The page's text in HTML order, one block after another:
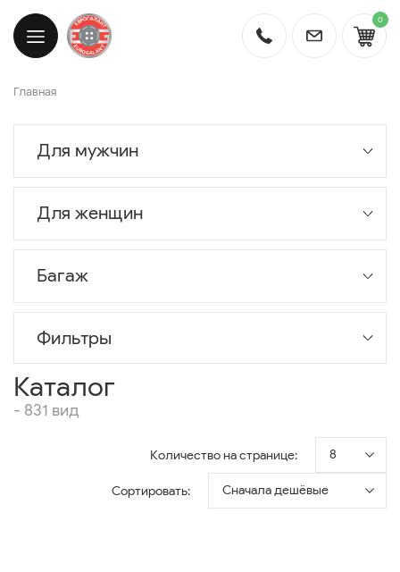
0
Главная
Для мужчин
Для женщин
Багаж
Фильтры
Каталог
- 831 вид
Количество на странице: 8
Сортировать: Сначала дешёвые